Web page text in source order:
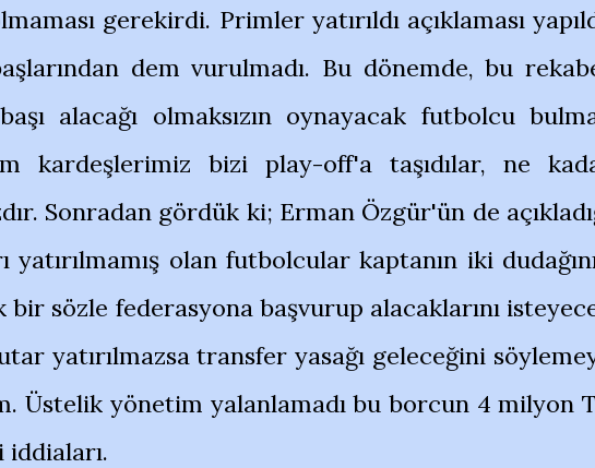
gerekirdi. Primler yatırıldı açıklaması
dem vurulmadı. Bu dönemde, bu
alacağı olmaksızın oynayacak futbolcu
kardeşlerimiz bizi play-off'a taşıdılar, ne
Sonradan gördük ki; Erman Özgür'ün de
yatırılmamış olan futbolcular kaptanın iki
bir sözle federasyona başvurup alacaklarını
yatırılmazsa transfer yasağı geleceğini
Üstelik yönetim yalanlamadı bu borcun 4 milyon